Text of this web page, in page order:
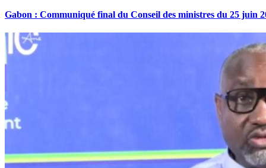
Gabon : Communiqué final du Conseil des ministres du 25 juin